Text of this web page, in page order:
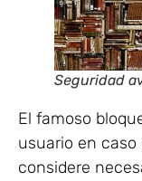
Seguridad
El famoso
usuario en caso
considere